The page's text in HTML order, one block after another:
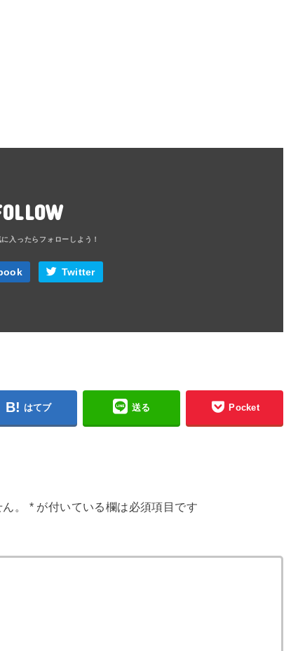
Twitter
はてブ 送る Pocket
。 *が付いている欄は必須項目です